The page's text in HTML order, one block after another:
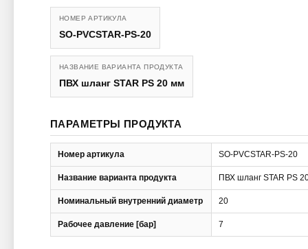
НОМЕР АРТИКУЛА
SO-PVCSTAR-PS-20
НАЗВАНИЕ ВАРИАНТА ПРОДУКТА
ПВХ шланг STAR PS 20 мм
ПАРАМЕТРЫ ПРОДУКТА
Номер артикула SO-PVCSTAR-PS-20
Название варианта продукта ПВХ шланг STAR PS
Номинальный внутренний диаметр 20
Рабочее давление [бар] 7